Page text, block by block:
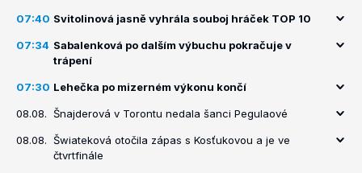
07:40 Svitolinová jasně vyhrála souboj hráček TOP 10
07:34 Sabalenková po dalším výbuchu pokračuje v
trápení
07:30 Lehečka po mizerném výkonu končí
08.08. Šnajderová v Torontu nedala šanci Pegulaové
08.08. Šwiateková otočila zápas s Kosťukovou a je ve
čtvrtfinále